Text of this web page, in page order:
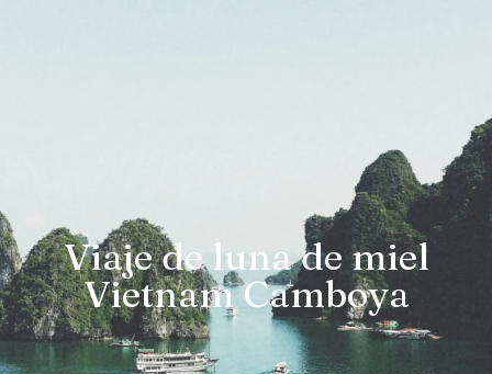
Viaje de luna de miel
Vietnam Camboya